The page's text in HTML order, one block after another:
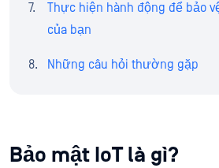
Thực hiện hành động để bảo
của bạn
Những câu hỏi thường gặp
Bảo mật IoT là gì?